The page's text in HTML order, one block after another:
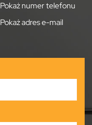
Pokaż numer telefonu
Pokaż adres e-mail